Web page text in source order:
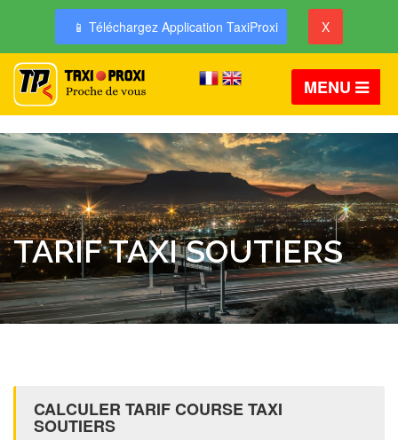
📱 Téléchargez Application TaxiProxi X
MENU
TARIF TAXI SOUTIERS
CALCULER TARIF COURSE TAXI
SOUTIERS